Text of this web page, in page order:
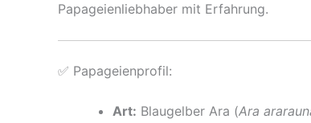
Papageienliebhaber mit Erfahrung.
✅ Papageienprofil:
Art: Blaugelber Ara (Ara